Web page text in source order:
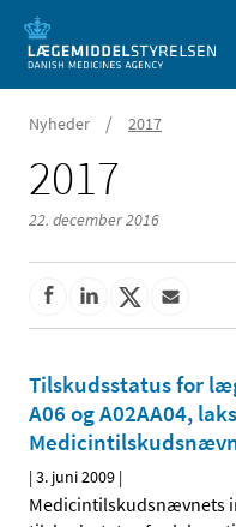
Nyheder / 2017
2017
22. december 2016
Tilskudsstatus for
A06 og A02AA04,
|3. juni 2009 |
Medicintilskudsnævnets